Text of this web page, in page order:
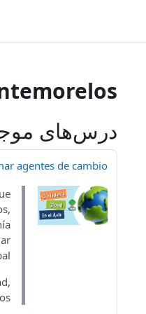
درس‌های
agentes de cambio